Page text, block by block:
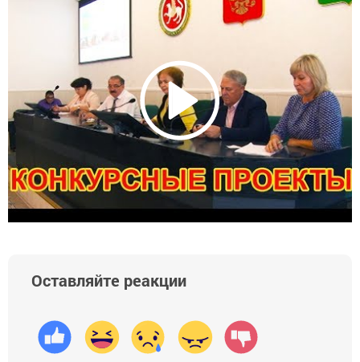
Оставляйте реакции